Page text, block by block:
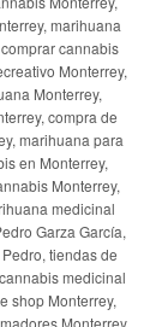
marihuana
cannabis
Monterrey,
Monterrey,
compra de
marihuana para
en Monterrey,
Monterrey,
medicinal
Garza García,
tiendas de
medicinal
shop Monterrey,
Monterrey,